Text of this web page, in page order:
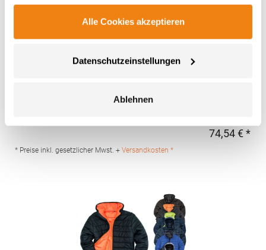
Alle Cookies akzeptieren
Datenschutzeinstellungen
Ablehnen
RG301 Regatta HUDSON Jacke
Versteller Thermoguard-Kälteschutz-Ausstattung in den Ärmeln
Verdeckter Reißverschluss-Zugang zum Innenfutter zur
nachträglichen Veredelung Verschweißte Nähte Verstellbare
germansalesadmin@regatta.com
74,54 € *
* Preise inkl. gesetzlicher Mwst. + Versandkosten *